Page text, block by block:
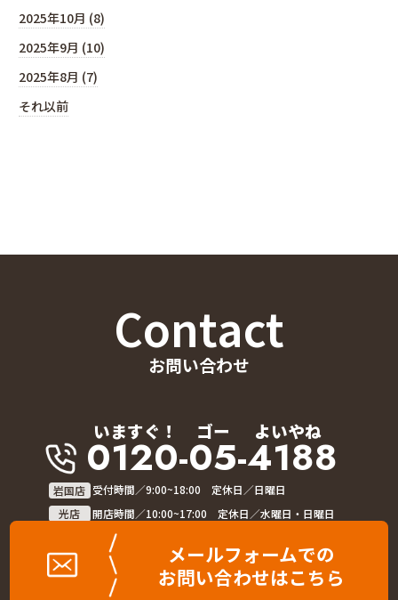
2025年10月 (8)
2025年9月 (10)
2025年8月 (7)
それ以前
Contact
お問い合わせ
いますぐ！ ゴー よいやね
0120-05-4188
岩国店 受付時間／9:00~18:00 定休日／日曜日
光店
開店時間／10:00~17:00 定休日／水曜日・日曜日
メールフォームでの
お問い合わせはこちら